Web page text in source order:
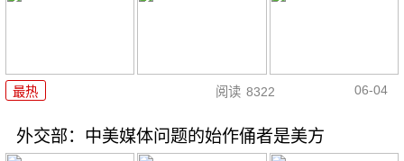
最热 阅读 8322 06-04
外交部：中美媒体问题的始作俑者是美方